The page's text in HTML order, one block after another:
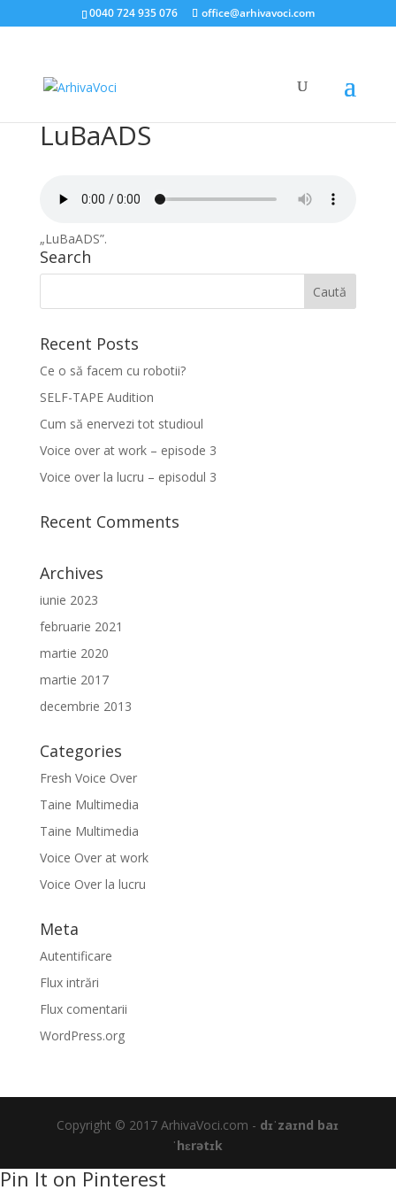
0040 724 935 076 office@arhivavoci.com
LuBaADS
„LuBaADS”.
Search
Recent Posts
Ce o să facem cu robotii?
SELF-TAPE Audition
Cum să enervezi tot studioul
Voice over at work – episode 3
Voice over la lucru – episodul 3
Recent Comments
Archives
iunie 2023
februarie 2021
martie 2020
martie 2017
decembrie 2013
Categories
Fresh Voice Over
Taine Multimedia
Taine Multimedia
Voice Over at work
Voice Over la lucru
Meta
Autentificare
Flux intrări
Flux comentarii
WordPress.org
Copyright © 2017 ArhivaVoci.com - dɪˈzaɪnd baɪ
ˈhɛrətɪk
Pin It on Pinterest